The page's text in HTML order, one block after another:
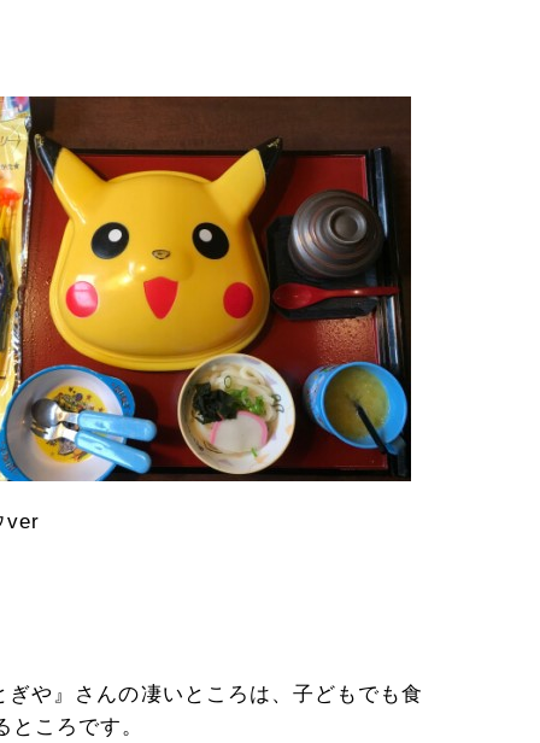
ver
や』さんの凄いところは、子どもでも食
ころです。